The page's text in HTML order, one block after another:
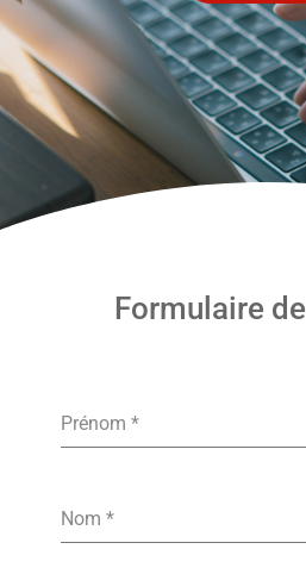
Formulaire de
Prénom*
Nom*